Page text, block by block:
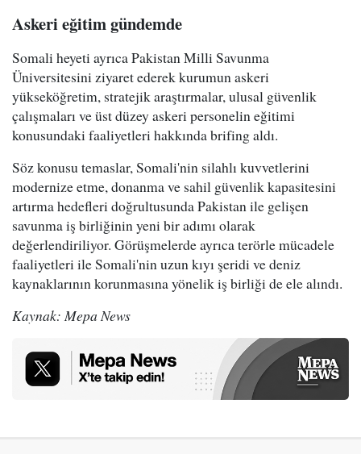
Askeri eğitim gündemde
Somali heyeti ayrıca Pakistan Milli Savunma
Üniversitesini ziyaret ederek kurumun askeri
yükseköğretim, stratejik araştırmalar, ulusal güvenlik
çalışmaları ve üst düzey askeri personelin eğitimi
konusundaki faaliyetleri hakkında brifing aldı.
Söz konusu temaslar, Somali'nin silahlı kuvvetlerini
modernize etme, donanma ve sahil güvenlik kapasitesini
artırma hedefleri doğrultusunda Pakistan ile gelişen
savunma iş birliğinin yeni bir adımı olarak
değerlendiriliyor. Görüşmelerde ayrıca terörle mücadele
faaliyetleri ile Somali'nin uzun kıyı şeridi ve deniz
kaynaklarının korunmasına yönelik iş birliği de ele alındı.
Kaynak: Mepa News